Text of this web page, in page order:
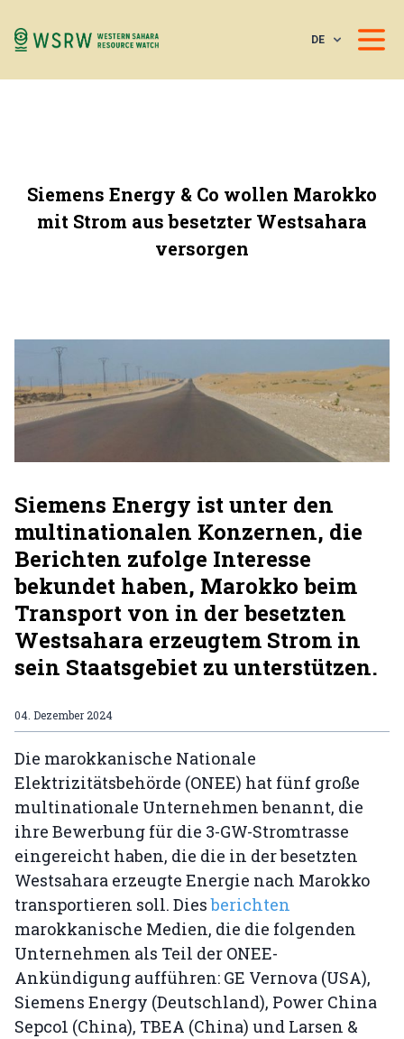
DE
Siemens Energy & Co wollen Marokko
mit Strom aus besetzter Westsahara
versorgen
Siemens Energy ist unter den
multinationalen Konzernen, die
Berichten zufolge Interesse
bekundet haben, Marokko beim
Transport von in der besetzten
Westsahara erzeugtem Strom in
sein Staatsgebiet zu unterstützen.
04. Dezember 2024
Die marokkanische Nationale
Elektrizitätsbehörde (ONEE) hat fünf große
multinationale Unternehmen benannt, die
ihre Bewerbung für die 3-GW-Stromtrasse
eingereicht haben, die die in der besetzten
Westsahara erzeugte Energie nach Marokko
transportieren soll. Diesberichten
marokkanische Medien, die die folgenden
Unternehmen als Teil der ONEE-
Ankündigung aufführen: GE Vernova (USA),
Siemens Energy (Deutschland), Power China
Sepco1 (China), TBEA (China) und Larsen &